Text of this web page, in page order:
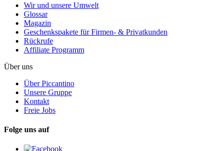
Wir und unsere Umwelt
Glossar
Magazin
Geschenkspakete für Firmen- & Privatkunden
Rückrufe
Affiliate Programm
Über uns
Über Piccantino
Unsere Gruppe
Kontakt
Freie Jobs
Folge uns auf